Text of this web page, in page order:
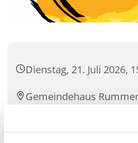
Dienstag, 21. Juli 2026,
Gemeindehaus
Bührener Weg 17,